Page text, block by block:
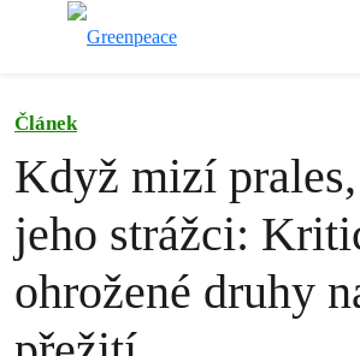
Článek
Když mizí
jeho strážci:
ohrožené druhy